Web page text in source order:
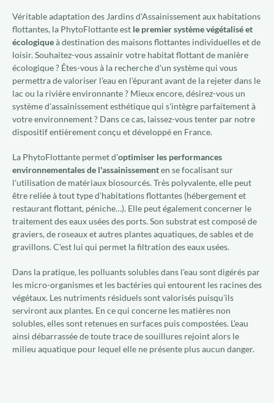
Véritable adaptation des Jardins d'Assainissement aux habitations
flottantes, la PhytoFlottante est le premier système végétalisé et
écologiqueà destination des maisons flottantes individuelles et de
loisir. Souhaitez-vous assainir votre habitat flottant de manière
écologique ? Êtes-vous à la recherche d'un système qui vous
permettra de valoriser l'eau en l'épurant avant de la rejeter dans le
lac ou la rivière environnante ? Mieux encore, désirez-vous un
système d'assainissement esthétique qui s'intègre parfaitement à
votre environnement ? Dans ce cas, laissez-vous tenter par notre
dispositif entièrement conçu et développé en France.
La PhytoFlottante permet d'optimiser les performances
environnementales de l'assainissementen se focalisant sur
l'utilisation de matériaux biosourcés. Très polyvalente, elle peut
être reliée à tout type d'habitations flottantes (hébergement et
restaurant flottant, péniche…). Elle peut également concerner le
traitement des eaux usées des ports. Son substrat est composé de
graviers, de roseaux et autres plantes aquatiques, de sables et de
gravillons. C'est lui qui permet la filtration des eaux usées.
Dans la pratique, les polluants solubles dans l'eau sont digérés par
les micro-organismes et les bactéries qui entourent les racines des
végétaux. Les nutriments résiduels sont valorisés puisqu'ils
serviront aux plantes. En ce qui concerne les matières non
solubles, elles sont retenues en surfaces puis compostées. L'eau
ainsi débarrassée de toute trace de souillures rejoint alors le
milieu aquatique pour lequel elle ne présente plus aucun danger.